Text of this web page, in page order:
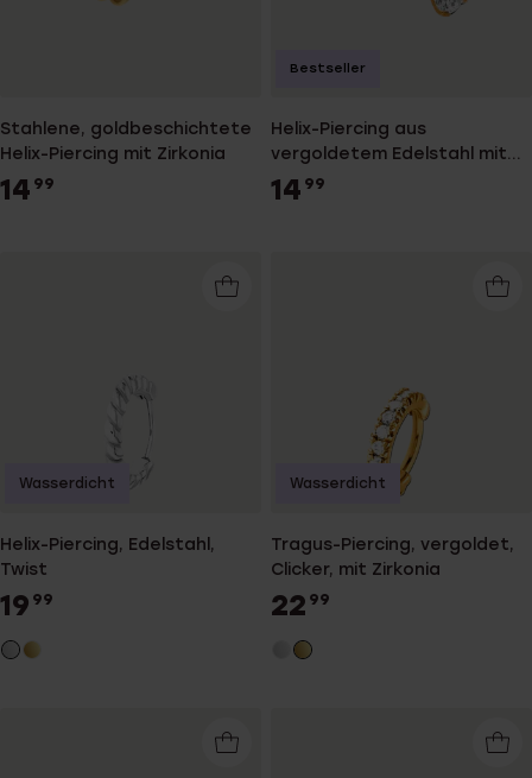
Stahlene, goldbeschichtete
Helix-Piercing mit Zirkonia
14 99
Helix-Piercing aus
vergoldetem Edelstahl mit
Zirkonia
14 99
Bestseller
Helix-Piercing, Edelstahl,
Twist
19 99
Wasserdicht
Tragus-Piercing, vergoldet,
Clicker, mit Zirkonia
22 99
Wasserdicht